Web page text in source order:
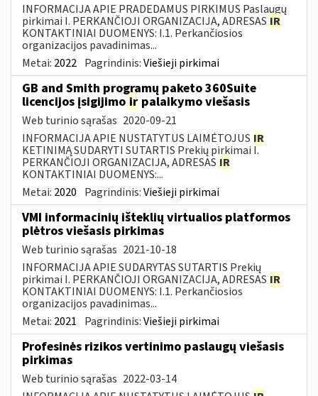
INFORMACIJA APIE PRADEDAMUS PIRKIMUS Paslaugų
pirkimai I. PERKANČIOJI ORGANIZACIJA, ADRESAS IR
KONTAKTINIAI DUOMENYS: I.1. Perkančiosios
organizacijos pavadinimas...
Metai: 2022 Pagrindinis:Viešieji pirkimai
GB and Smith programų paketo 360Suite
licencijos įsigijimo ir palaikymo viešasis
Web turinio sąrašas 2020-09-21
INFORMACIJA APIE NUSTATYTUS LAIMĖTOJUS IR
KETINIMĄ SUDARYTI SUTARTIS Prekių pirkimai I.
PERKANČIOJI ORGANIZACIJA, ADRESAS IR
KONTAKTINIAI DUOMENYS:...
Metai: 2020 Pagrindinis:Viešieji pirkimai
VMI informacinių išteklių virtualios platformos
plėtros viešasis pirkimas
Web turinio sąrašas 2021-10-18
INFORMACIJA APIE SUDARYTAS SUTARTIS Prekių
pirkimai I. PERKANČIOJI ORGANIZACIJA, ADRESAS IR
KONTAKTINIAI DUOMENYS: I.1. Perkančiosios
organizacijos pavadinimas...
Metai: 2021 Pagrindinis:Viešieji pirkimai
Profesinės rizikos vertinimo paslaugų viešasis
pirkimas
Web turinio sąrašas 2022-03-14